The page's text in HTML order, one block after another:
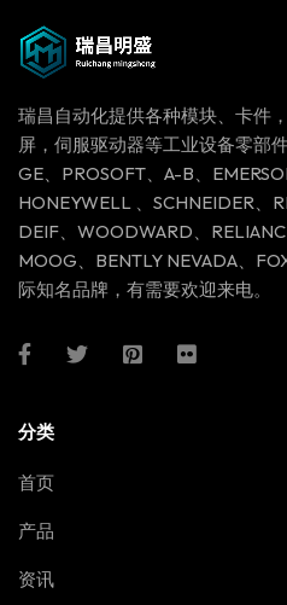
瑞昌自动化提供各种模块、卡件
屏，伺服驱动器等工业设备零部
GE、PROSOFT、A-B、
HONEYWELL 、SCHNEIDER、
DEIF、WOODWARD、
MOOG、BENTLY NEVADA、
际知名品牌，有需要欢迎来电。
分类
首页
产品
资讯